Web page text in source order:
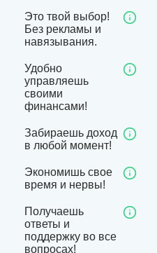
Это твой выбор!
Без рекламы и
навязывания.
Удобно
управляешь
своими
финансами!
Забираешь доход
в любой момент!
Экономишь свое
время и нервы!
Получаешь
ответы и
поддержку во все
вопросах!